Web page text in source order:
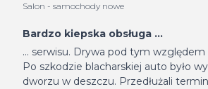
Salon - samochody nowe
Bardzo kiepska obsługa ...
... serwisu. Drywa pod tym względem
Po szkodzie blacharskiej auto było
dworzu w deszczu. Przedłużali